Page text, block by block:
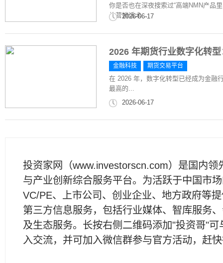
你是否也在深夜搜索过“高端NMN产品
的营销话术...
2026-06-17
2026 年期货行业数字化转
金融科技 期货交易平台
在 2026 年，数字化转型已经成为金融
最高的...
2026-06-17
投资家网（www.investorscn.com）是国内领
与产业创新综合服务平台。为活跃于中国市
VC/PE、上市公司、创业企业、地方政府等
第三方信息服务，包括行业媒体、智库服务
及生态服务。长按右侧二维码添加"投资哥"可
入交流，并可加入微信群参与官方活动，赶